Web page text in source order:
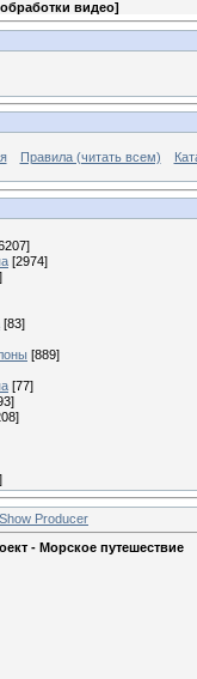
видео]
Правила (читать всем)
[2974]
[83]
[889]
[77]
Producer
- Морское путешествие